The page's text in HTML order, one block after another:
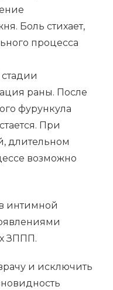
Боль стихает,
процесса
раны. После
фурункула
При
длительном
возможно
интимной
ЗППП.
и исключить